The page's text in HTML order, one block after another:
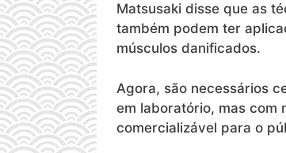
Matsusaki disse que as
também podem ter
músculos danificados.
Agora, são necessários
em laboratório, mas com
comercializável para o